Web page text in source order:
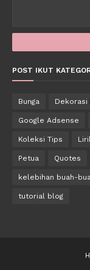
POST IKUT
Bunga Dekorasi
Google Adsense
Koleksi Tips
Petua Quotes
kelebihan buah-
tutorial blog